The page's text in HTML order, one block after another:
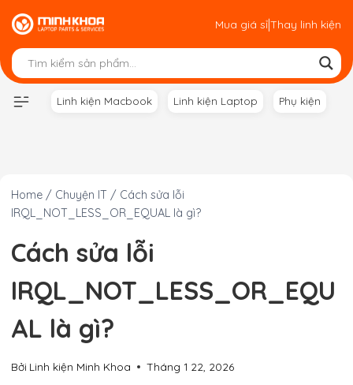
Skip
to
content
Mua giá sỉ|Thay linh kiện
Linh kiện Macbook Linh kiện Laptop Phụ kiện
Home / Chuyện IT / Cách sửa lỗi
IRQL_NOT_LESS_OR_EQUAL là gì?
Cách sửa lỗi
IRQL_NOT_LESS_OR_EQU
AL là gì?
Bởi Linh kiện Minh Khoa Tháng 1 22, 2026